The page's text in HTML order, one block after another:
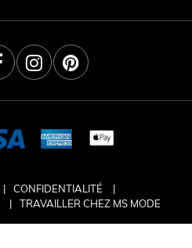
CONFIDENTIALITÉ
TRAVAILLER CHEZ MS MODE